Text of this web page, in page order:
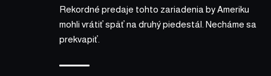
Rekordné predaje tohto zariadenia by Ameriku
mohli vrátiť späť na druhý piedestál. Necháme sa
prekvapiť.